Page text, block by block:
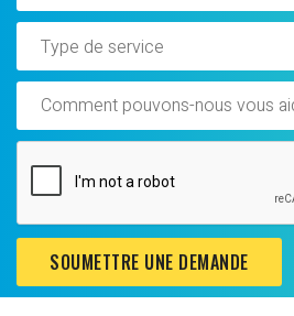
Type de service
SOUMETTRE UNE DEMANDE